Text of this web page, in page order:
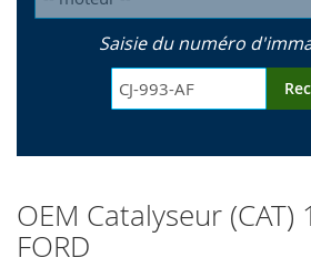
Saisie du numéro
OEM Catalyseur (CAT)
FORD